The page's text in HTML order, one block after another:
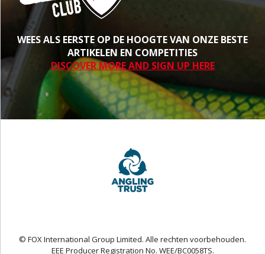
WEES ALS EERSTE OP DE HOOGTE VAN ONZE BESTE
ARTIKELEN EN COMPETITIES
DISCOVER MORE AND SIGN UP HERE
© FOX International Group Limited. Alle rechten voorbehouden.
EEE Producer Registration No. WEE/BC0058TS.